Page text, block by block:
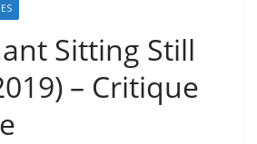
Sitting Still
– Critique